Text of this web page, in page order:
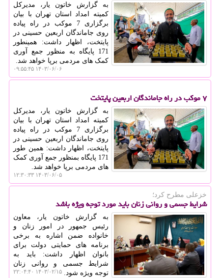
به گزارش خاتون یار، مدیرکل
کمیته امداد استان تهران با بیان
برگزاری 7 موکب در راه پیاده
روی جاماندگان اربعین حسینی در
پایتخت، اظهار داشت: همینطور
171 پایگاه به منظور جمع آوری
کمک های مردمی برپا خواهد شد.
۱۴۰۳/۰۶/۰۶ ۰۹:۵۵:۴۵
۷ موکب در راه جاماندگان اربعین پایتخت
به گزارش خاتون یار، مدیرکل
کمیته امداد استان تهران با بیان
برگزاری 7 موکب در راه پیاده
روی جاماندگان اربعین حسینی در
پایتخت، اظهار داشت: همین طور
171 پایگاه بمنظور جمع آوری کمک
های مردمی برپا خواهد شد.
۱۴۰۳/۰۶/۰۵ ۱۲:۳۰:۳۳
خزعلی مطرح كرد؛
شرایط جسمی و روانی زنان باید مورد توجه ویژه باشد
به گزارش خاتون یار، معاون
رئیس جمهور در امور زنان و
خانواده ضمن اشاره به برخی
برنامه های حمایتی دولت برای
بانوان اظهار داشت: باید به
شرایط جسمی و روانی زنان
توجه ویژه شود. ۱۴۰۳/۰۲/۱۵ ۲۲:۰۴:۴۰